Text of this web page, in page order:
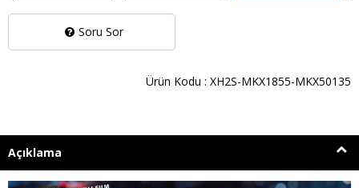
Soru Sor
Ürün Kodu : XH2S-MKX1855-MKX50135
Açıklama